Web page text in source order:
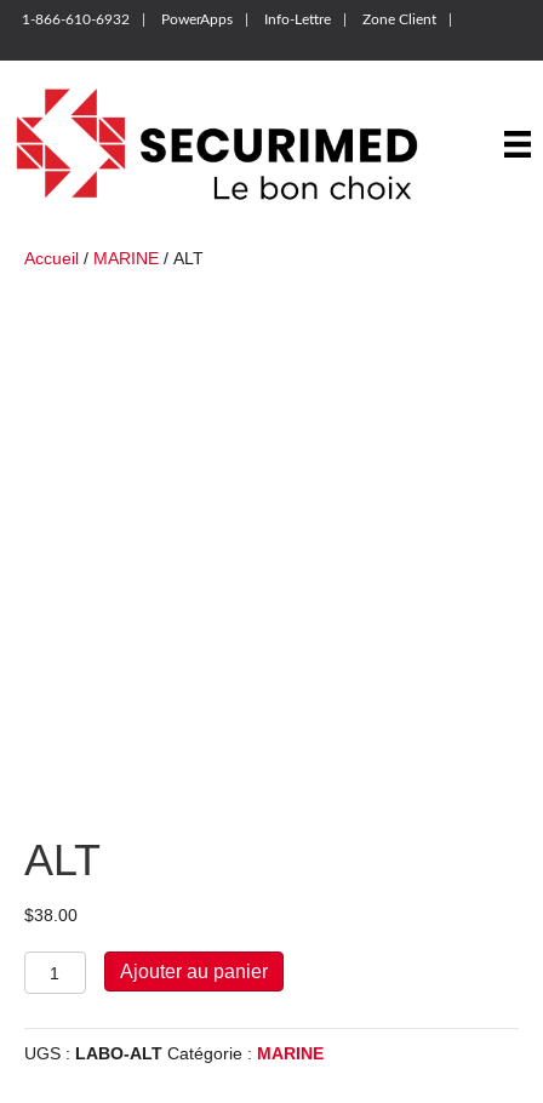
1-866-610-6932 PowerApps Info-Lettre Zone Client
Accueil / MARINE / ALT
ALT
$38.00
de
Ajouter au panier
UGS : LABO-ALT Catégorie : MARINE